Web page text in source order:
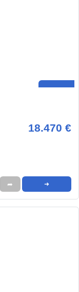
18.470 €
➦ ➜